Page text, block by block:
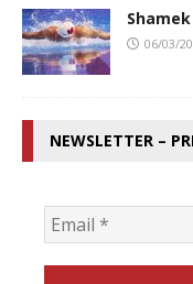
06/03/
NEWSLETTER –